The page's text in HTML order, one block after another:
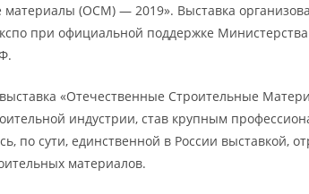
материалы (ОСМ) — 2019». Выставка
при официальной поддержке Министерства
«Отечественные Строительные
индустрии, став крупным
по сути, единственной в России выставкой,
материалов.